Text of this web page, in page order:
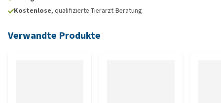
Kostenlose, qualifizierte Tierarzt-Beratung
Verwandte Produkte